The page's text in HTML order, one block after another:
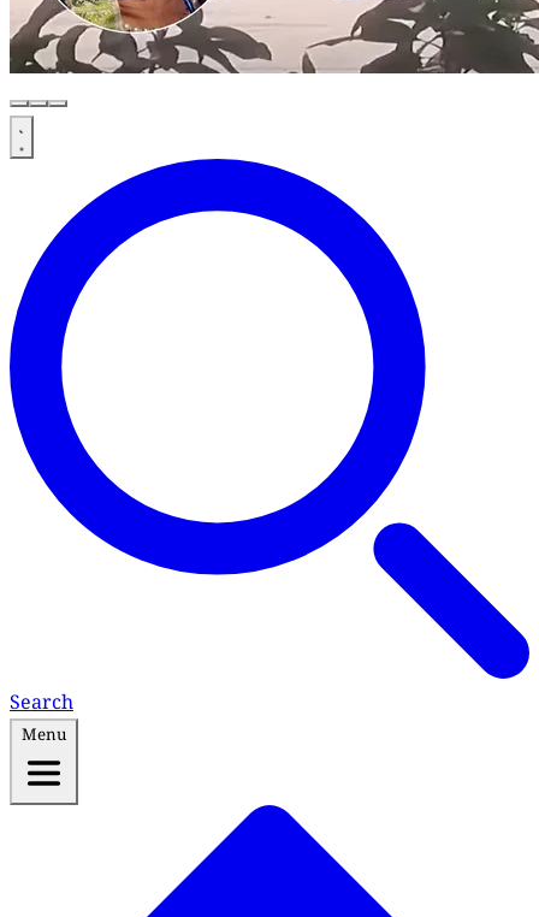
Search
Menu